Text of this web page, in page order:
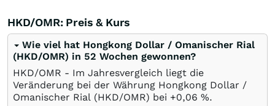
HKD/OMR: Preis & Kurs
Wie viel hat Hongkong Dollar / Omanischer Rial
(HKD/OMR) in 52 Wochen gewonnen?
HKD/OMR - Im Jahresvergleich liegt die
Veränderung bei der Währung Hongkong Dollar /
Omanischer Rial (HKD/OMR) bei +0,06 %.